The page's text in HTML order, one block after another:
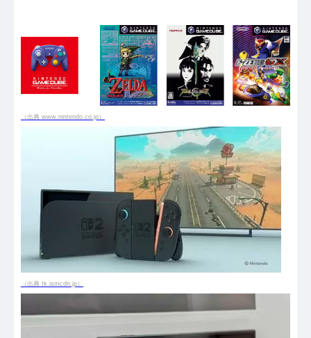
（出典 www.nintendo.co.jp）
（出典 tk.ismcdn.jp）